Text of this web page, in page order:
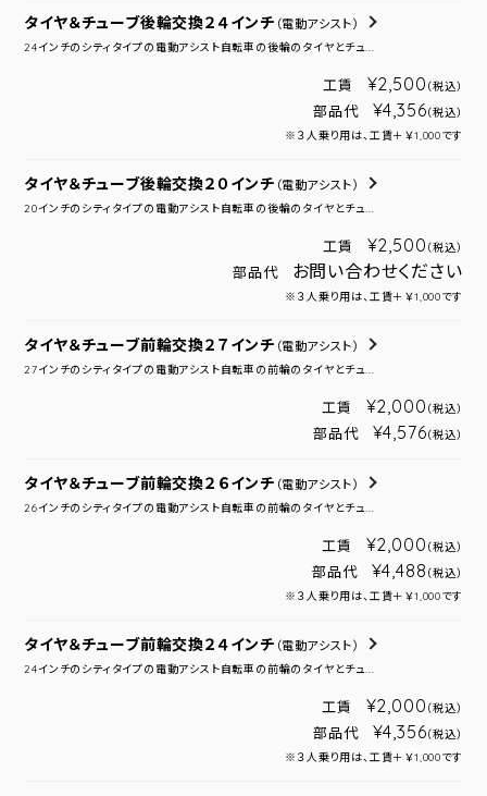
タイヤ＆チューブ後輪交換２４インチ （電動アシスト）
24インチのシティタイプの電動アシスト自転車の後輪のタイヤとチュ...
工賃 ¥2,500 （税込）
部品代 ¥4,356（税込）
※３人乗り用は、工賃＋￥1,000です
タイヤ＆チューブ後輪交換２０インチ （電動アシスト）
20インチのシティタイプの電動アシスト自転車の後輪のタイヤとチュ...
工賃 ¥2,500 （税込）
部品代 お問い合わせください
※３人乗り用は、工賃＋￥1,000です
タイヤ＆チューブ前輪交換２７インチ （電動アシスト）
27インチのシティタイプの電動アシスト自転車の前輪のタイヤとチュ...
工賃 ¥2,000 （税込）
部品代 ¥4,576（税込）
タイヤ＆チューブ前輪交換２６インチ （電動アシスト）
26インチのシティタイプの電動アシスト自転車の前輪のタイヤとチュ...
工賃 ¥2,000 （税込）
部品代 ¥4,488 （税込）
※３人乗り用は、工賃＋￥1,000です
タイヤ＆チューブ前輪交換２４インチ （電動アシスト）
24インチのシティタイプの電動アシスト自転車の前輪のタイヤとチュ...
工賃 ¥2,000 （税込）
部品代 ¥4,356（税込）
※３人乗り用は、工賃＋￥1,000です